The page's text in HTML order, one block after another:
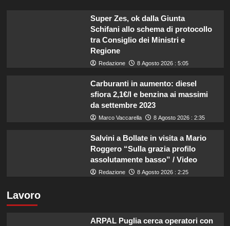
Super Zes, ok dalla Giunta
Schifani allo schema di protocollo
tra Consiglio dei Ministri e
Regione
Redazione 8 Agosto 2026 : 5:05
Carburanti in aumento: diesel
sfiora 2,1€/l e benzina ai massimi
da settembre 2023
Marco Vaccarella 8 Agosto 2026 : 2:35
Salvini a Bollate in visita a Mario
Roggero “Sulla grazia profilo
assolutamente basso” / Video
Redazione 8 Agosto 2026 : 2:25
Lavoro
ARPAL Puglia cerca operatori con